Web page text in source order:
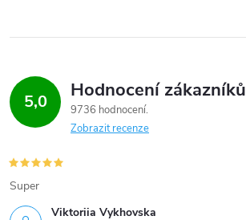
5,0 Hodnocení zákazníků
9736 hodnocení
Zobrazit recenze
Viktoriia Vykhovska
Super